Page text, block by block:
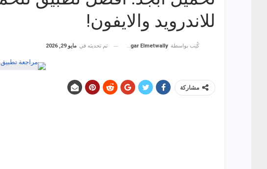
للاندرويد والايفون!
كُتِب بواسطة Hagar Elmetwally تم تحديثه في مايو 29, 2026
مشاركة